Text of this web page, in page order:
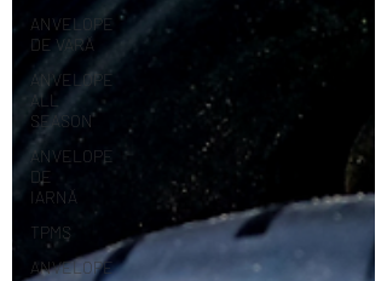
ANVELOPE
DE VARĂ
ANVELOPE
ALL
SEASON
ANVELOPE
DE
IARNĂ
TPMS
ANVELOPE